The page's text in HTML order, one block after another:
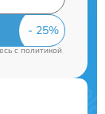
cполитикой